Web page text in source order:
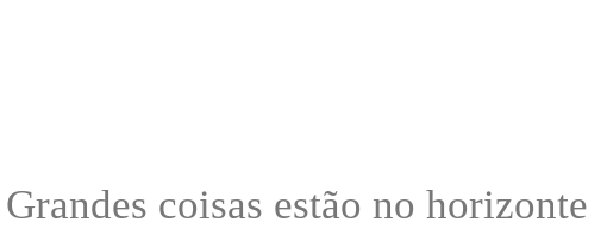
Grandes coisas estão no horizonte